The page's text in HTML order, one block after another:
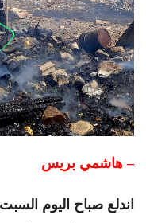
– هاشمي بريس
اندلع صباح اليوم